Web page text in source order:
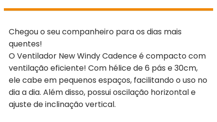
Chegou o seu companheiro para os dias mais
quentes!
O Ventilador New Windy Cadence é compacto com
ventilação eficiente! Com hélice de 6 pás e 30cm,
ele cabe em pequenos espaços, facilitando o uso no
dia a dia. Além disso, possui oscilação horizontal e
ajuste de inclinação vertical.